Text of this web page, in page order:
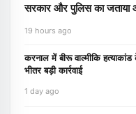
सरकार और पुलिस का जताया
19 hours ago
करनाल में बीरू वाल्मीकि
भीतर बड़ी कार्रवाई
1 day ago